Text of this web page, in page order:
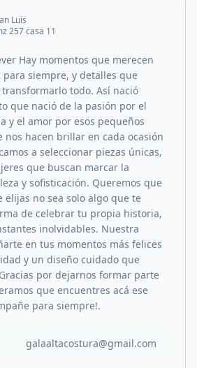
Luis
257 casa 11
Hay momentos que merecen
siempre, y detalles que
todo. Así nació
que nació de la pasión por el
y el amor por esos pequeños
nos hacen brillar en cada ocasión
a seleccionar piezas únicas,
que buscan marcar la
y sofisticación. Queremos que
elijas no sea solo algo que te
de celebrar tu propia historia,
inolvidables. Nuestra
en tus momentos más felices
y un diseño cuidado que
por dejarnos formar parte
que encuentres acá ese
para siempre!.
galaaltacostura@gmail.com